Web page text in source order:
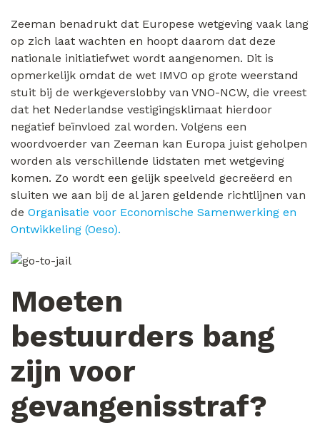
Zeeman benadrukt dat Europese wetgeving vaak lang
op zich laat wachten en hoopt daarom dat deze
nationale initiatiefwet wordt aangenomen. Dit is
opmerkelijk omdat de wet IMVO op grote weerstand
stuit bij de werkgeverslobby van VNO-NCW, die vreest
dat het Nederlandse vestigingsklimaat hierdoor
negatief beïnvloed zal worden. Volgens een
woordvoerder van Zeeman kan Europa juist geholpen
worden als verschillende lidstaten met wetgeving
komen. Zo wordt een gelijk speelveld gecreëerd en
sluiten we aan bij de al jaren geldende richtlijnen van
de Organisatie voor Economische Samenwerking en
Ontwikkeling (Oeso).
Moeten
bestuurders bang
zijn voor
gevangenisstraf?